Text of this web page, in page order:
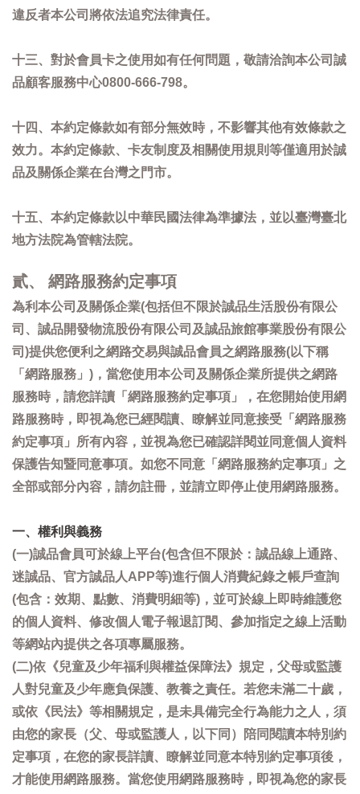
違反者本公司將依法追究法律責任。
十三、對於會員卡之使用如有任何問題，敬請洽詢本公司誠
品顧客服務中心0800-666-798。
十四、本約定條款如有部分無效時，不影響其他有效條款之
效力。本約定條款、卡友制度及相關使用規則等僅適用於誠
品及關係企業在台灣之門市。
十五、本約定條款以中華民國法律為準據法，並以臺灣臺北
地方法院為管轄法院。
貳、 網路服務約定事項
為利本公司及關係企業(包括但不限於誠品生活股份有限公
司、誠品開發物流股份有限公司及誠品旅館事業股份有限公
司)提供您便利之網路交易與誠品會員之網路服務(以下稱
「網路服務」)，當您使用本公司及關係企業所提供之網路
服務時，請您詳讀「網路服務約定事項」，在您開始使用網
路服務時，即視為您已經閱讀、瞭解並同意接受「網路服務
約定事項」所有內容，並視為您已確認詳閱並同意個人資料
保護告知暨同意事項。如您不同意「網路服務約定事項」之
全部或部分內容，請勿註冊，並請立即停止使用網路服務。
一、權利與義務
(一)誠品會員可於線上平台(包含但不限於：誠品線上通路、
迷誠品、官方誠品人APP等)進行個人消費紀錄之帳戶查詢
(包含：效期、點數、消費明細等)，並可於線上即時維護您
的個人資料、修改個人電子報退訂閱、參加指定之線上活動
等網站內提供之各項專屬服務。
(二)依《兒童及少年福利與權益保障法》規定，父母或監護
人對兒童及少年應負保護、教養之責任。若您未滿二十歲，
或依《民法》等相關規定，是未具備完全行為能力之人，須
由您的家長（父、母或監護人，以下同）陪同閱讀本特別約
定事項，在您的家長詳讀、瞭解並同意本特別約定事項後，
才能使用網路服務。當您使用網路服務時，即視為您的家長